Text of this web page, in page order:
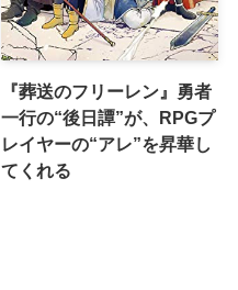
『葬送のフリーレン』勇者
一行の“後日譚”が、RPGプ
レイヤーの“アレ”を昇華し
てくれる